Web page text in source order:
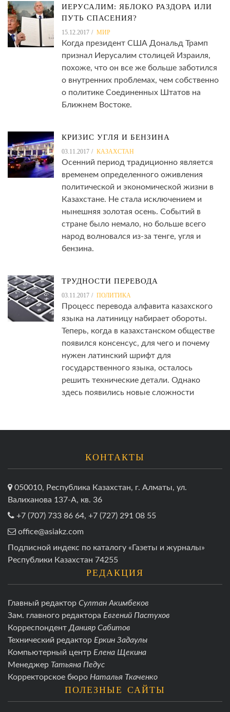
ИЕРУСАЛИМ: ЯБЛОКО РАЗДОРА ИЛИ
ПУТЬ СПАСЕНИЯ?
15.12.2017 МИР
Когда президент США Дональд Трамп
признал Иерусалим столицей Израиля,
похоже, что он все же больше заботился
о внутренних проблемах, чем собственно
о политике Соединенных Штатов на
Ближнем Востоке.
КРИЗИС УГЛЯ И БЕНЗИНА
03.11.2017 КАЗАХСТАН
Осенний период традиционно является
временем определенного оживления
политической и экономической жизни в
Казахстане. Не стала исключением и
нынешняя золотая осень. Событий в
стране было немало, но больше всего
народ волновался из-за тенге, угля и
бензина.
ТРУДНОСТИ ПЕРЕВОДА
03.11.2017 ПОЛИТИКА
Процесс перевода алфавита казахского
языка на латиницу набирает обороты.
Теперь, когда в казахстанском обществе
появился консенсус, для чего и почему
нужен латинский шрифт для
государственного языка, осталось
решить технические детали. Однако
здесь появились новые сложности
КОНТАКТЫ
050010, Республика Казахстан, г. Алматы, ул.
Валиханова 137-А, кв. 36
+7 (707) 733 86 64, +7 (727) 291 08 55
office@asiakz.com
Подписной индекс по каталогу «Газеты и журналы»
Республики Казахстан 74255
РЕДАКЦИЯ
Главный редактор Султан Акимбеков
Зам. главного редактора Евгений Пастухов
Корреспондент Данияр Сабитов
Технический редактор Еркин Задаулы
Компьютерный центр Елена Щекина
Менеджер Татьяна Педус
Корректорское бюро Наталья Ткаченко
ПОЛЕЗНЫЕ САЙТЫ